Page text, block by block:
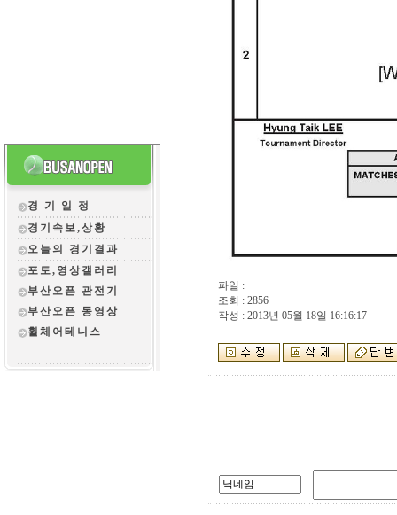
경 기 일 정
경기속보,상황
오늘의 경기결과
포토,영상갤러리
부산오픈 관전 기
부산오픈 동영상
휠체어테니스
파일 :
조회 : 2856
작성 : 2013년 05월 18일 16:16:17